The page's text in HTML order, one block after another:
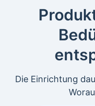
Die Einrichtung